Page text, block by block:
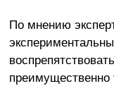
По мнению
преимущественно